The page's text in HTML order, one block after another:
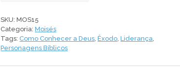
quantidade
SKU:MOS15
Categoria:Moisés
Tags:Como Conhecer a Deus,Êxodo,Liderança,
Personagens Bíblicos